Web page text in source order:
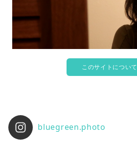
このサイトについて
bluegreen.photo